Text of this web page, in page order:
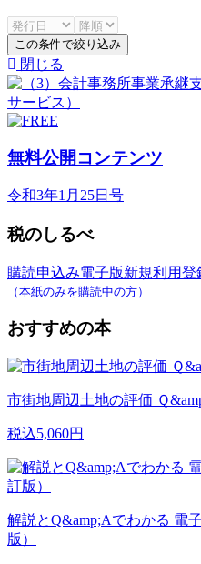
この条件で絞り込み
閉じる
無料公開コンテンツ
令和3年1月25日号
税のしるべ
購読申込み電子版新規利用登
（本紙のみを購読中の方）
おすすめの本
市街地周辺土地の評価 Ｑ
税込5,060円
解説とQ&amp;Aでわかる 電
版）